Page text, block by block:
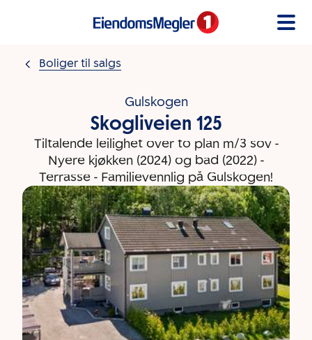
Boliger til salgs
Gulskogen
Skogliveien 125
Tiltalende leilighet over to plan m/3 sov -
Nyere kjøkken (2024) og bad (2022) -
Terrasse - Familievennlig på Gulskogen!